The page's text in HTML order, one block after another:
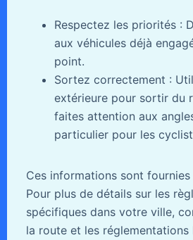
Respectez les priorités :
aux véhicules déjà
point.
Sortez correctement :
extérieure pour sortir du
faites attention aux
particulier pour les
Ces informations sont
Pour plus de détails sur les
spécifiques dans votre ville,
la route et les réglementations